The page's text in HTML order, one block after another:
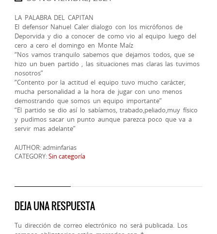
LA PALABRA DEL CAPITAN
El defensor Nahuel Caler dialogo con los micrófonos de
Deporvida y dio a conocer de como vio al equipo luego del
cero a cero el domingo en Monte Maíz
“Nos vamos tranquilo sabemos que dejamos todos, que se
hizo un buen partido , las situaciones mas claras las tuvimos
nosotros”
“Contento por la actitud el equipo tuvo mucho carácter,
mucha personalidad a la hora de jugar con uno menos
demostrando que somos un equipo importante”
“El partido se dio así lo sabíamos, trabado,peliado,muy físico
y pudimos sacar un punto aunque parezca poco que va a
servir mas adelante”
AUTHOR: adminfarias
CATEGORY:Sin categoría
DEJA UNA RESPUESTA
Tu dirección de correo electrónico no será publicada. Los